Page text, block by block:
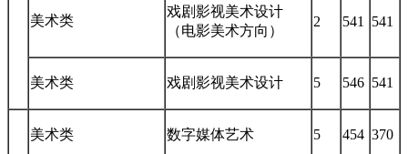
美术类
戏剧影视美术设计
（电影美术方向）
2 541 541
美术类 戏剧影视美术设计 5 546 541
美术类 数字媒体艺术 5 454 370